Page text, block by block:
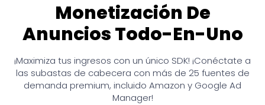
Monetización De
Anuncios Todo-En-Uno
¡Maximiza tus ingresos con un único SDK! ¡Conéctate a
las subastas de cabecera con más de 25 fuentes de
demanda premium, incluido Amazon y Google Ad
Manager!